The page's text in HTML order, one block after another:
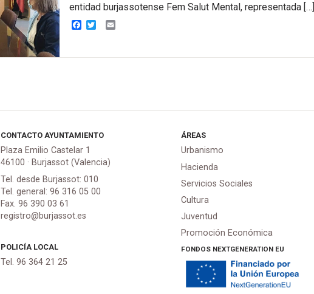
entidad burjassotense Fem Salut Mental, representada […]
Facebook
TwitterEmail
CONTACTO AYUNTAMIENTO
Plaza Emilio Castelar 1
46100 · Burjassot (Valencia)
Tel. desde Burjassot: 010
Tel. general: 96 316 05 00
Fax. 96 390 03 61
registro@burjassot.es
POLICÍA LOCAL
Tel. 96 364 21 25
ÁREAS
Urbanismo
Hacienda
Servicios Sociales
Cultura
Juventud
Promoción Económica
FONDOS NEXTGENERATION EU